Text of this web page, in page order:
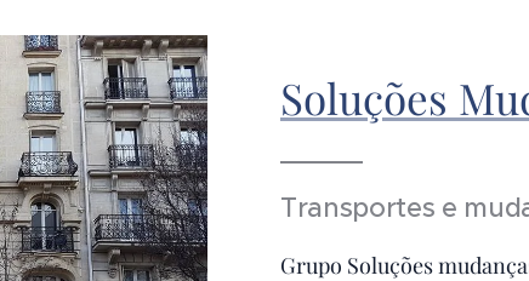
Soluções
Transportes e
Grupo Soluções